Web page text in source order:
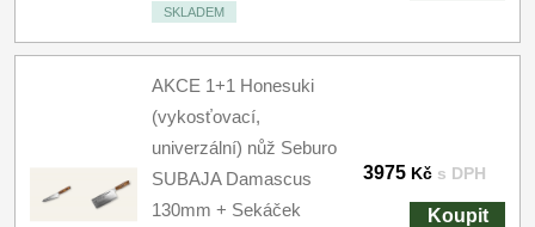
SKLADEM
AKCE 1+1 Honesuki
(vykosťovací,
univerzální) nůž Seburo
SUBAJA Damascus
130mm + Sekáček
3975 Kč s DPH
Koupit